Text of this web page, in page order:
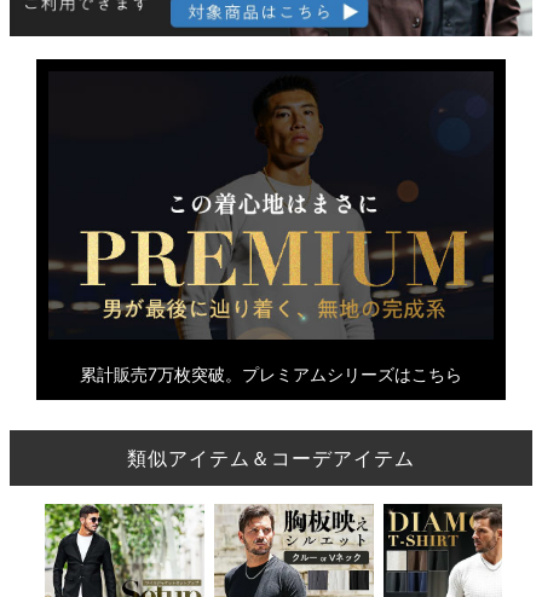
累計販売7万枚突破。プレミアムシリーズはこちら
類似アイテム＆コーデアイテム